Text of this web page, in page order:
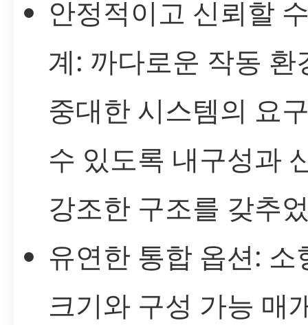
안정적이고 신뢰할
계: 까다로운 작동 환
중대한 시스템의 요
수 있도록 내구성과
강조한 구조를 갖추
유연한 통합 옵션: 소
크기와 구성 가능 매